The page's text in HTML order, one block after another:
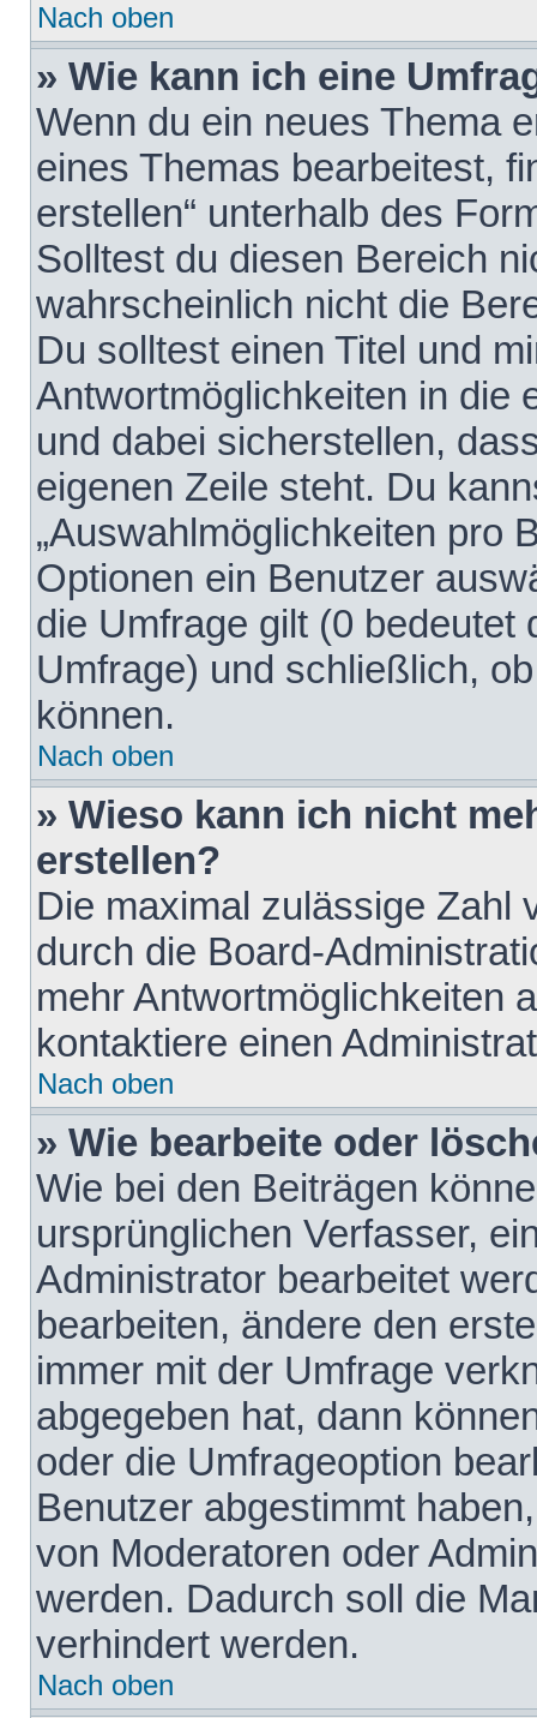
Nach oben
» Wie kann ich eine
Wenn du ein neues Thema
eines Themas bearbeitest,
erstellen“ unterhalb des
Solltest du diesen Bereich
wahrscheinlich nicht die
Du solltest einen Titel und
Antwortmöglichkeiten in die
und dabei sicherstellen,
eigenen Zeile steht. Du
„Auswahlmöglichkeiten pro
Optionen ein Benutzer
die Umfrage gilt (0 bedeutet
Umfrage) und schließlich,
können.
Nach oben
» Wieso kann ich nicht
erstellen?
Die maximal zulässige Zahl
durch die Board-
mehr Antwortmöglichkeiten
kontaktiere einen
Nach oben
» Wie bearbeite oder
Wie bei den Beiträgen
ursprünglichen Verfasser,
Administrator bearbeitet
bearbeiten, ändere den
immer mit der Umfrage
abgegeben hat, dann
oder die Umfrageoption
Benutzer abgestimmt
von Moderatoren oder
werden. Dadurch soll die
verhindert werden.
Nach oben